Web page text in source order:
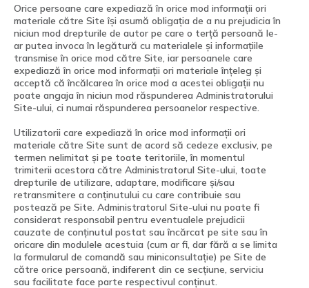
Orice persoane care expediază în orice mod informații ori
materiale către Site își asumă obligația de a nu prejudicia în
niciun mod drepturile de autor pe care o terță persoană le-
ar putea invoca în legătură cu materialele și informațiile
transmise în orice mod către Site, iar persoanele care
expediază în orice mod informații ori materiale înțeleg și
acceptă că încălcarea în orice mod a acestei obligații nu
poate angaja în niciun mod răspunderea Administratorului
Site-ului, ci numai răspunderea persoanelor respective.
Utilizatorii care expediază în orice mod informații ori
materiale către Site sunt de acord să cedeze exclusiv, pe
termen nelimitat și pe toate teritoriile, în momentul
trimiterii acestora către Administratorul Site-ului, toate
drepturile de utilizare, adaptare, modificare și/sau
retransmitere a conținutului cu care contribuie sau
postează pe Site. Administratorul Site-ului nu poate fi
considerat responsabil pentru eventualele prejudicii
cauzate de conținutul postat sau încărcat pe site sau în
oricare din modulele acestuia (cum ar fi, dar fără a se limita
la formularul de comandă sau miniconsultație) pe Site de
către orice persoană, indiferent din ce secțiune, serviciu
sau facilitate face parte respectivul conținut.